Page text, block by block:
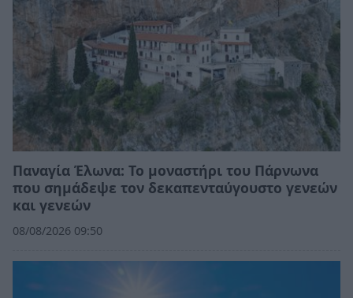
Παναγία Έλωνα: Το μοναστήρι του Πάρνωνα
που σημάδεψε τον δεκαπενταύγουστο γενεών
και γενεών
08/08/2026 09:50